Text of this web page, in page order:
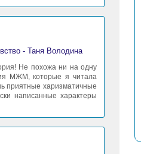
- Таня Володина
Не похожа ни на одну
МЖМ, которые я читала
приятные харизматичные
написанные характеры